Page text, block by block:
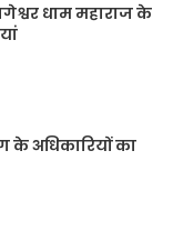
धाम महाराज के
के अधिकारियों का